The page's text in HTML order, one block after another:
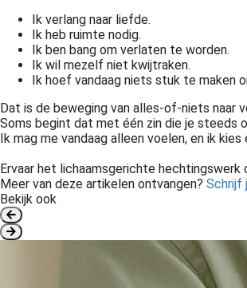
Ik verlang naar liefde.
Ik heb ruimte nodig.
Ik ben bang om verlaten te worden.
Ik wil mezelf niet kwijtraken.
Ik hoef vandaag niets stuk te maken
Dat is de beweging van alles-of-niets naar
Soms begint dat met één zin die je steeds
Ik mag me vandaag alleen voelen, en ik
Ervaar het lichaamsgerichte hechtingswerk
Meer van deze artikelen ontvangen? Schrijf
Bekijk ook